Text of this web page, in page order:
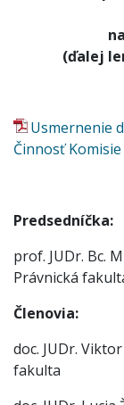
(ďalej
Usmernenie
Činnosť
Predsedníčka:
prof. JUDr. Bc.
Právnická
Členovia:
doc. JUDr.
fakulta